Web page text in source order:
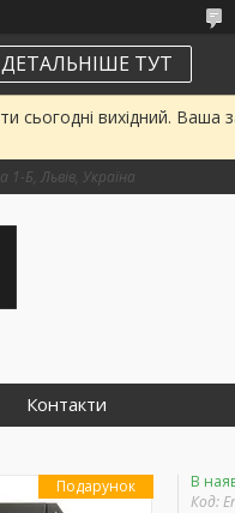
ДЕТАЛЬНІШЕ ТУТ
сьогодні вихідний.
1-Б, Львів, Україна
Контакти
Подарунок
В
Код: